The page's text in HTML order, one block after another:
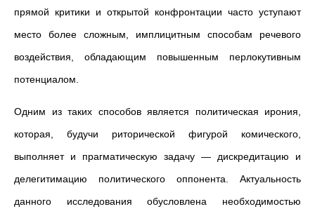
прямой критики и открытой конфронтации часто уступают
место более сложным, имплицитным способам речевого
воздействия, обладающим повышенным перлокутивным
потенциалом.
Одним из таких способов является политическая ирония,
которая, будучи риторической фигурой комического,
выполняет и прагматическую задачу — дискредитацию и
делегитимацию политического оппонента. Актуальность
данного исследования обусловлена необходимостью